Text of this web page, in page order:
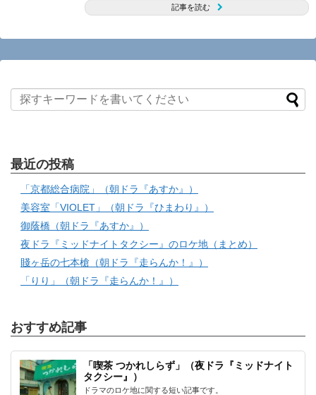
記事を読む
最近の投稿
「京都総合病院」（朝ドラ『あすか』）
美容室「VIOLET」（朝ドラ『ひまわり』）
御蔭橋（朝ドラ『あすか』）
夜ドラ『ミッドナイトタクシー』のロケ地（まとめ）
賤ヶ岳の七本槍（朝ドラ『走らんか！』）
「りり」（朝ドラ『走らんか！』）
おすすめ記事
「喫茶 つかれしらず」（夜ドラ『ミッドナイト
タクシー』）
ドラマのロケ地に関する短い記事です。